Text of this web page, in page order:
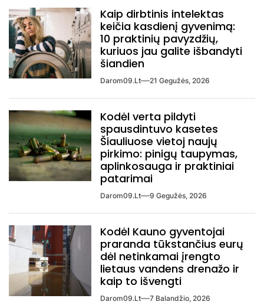
Kaip dirbtinis intelektas
keičia kasdienį gyvenimą:
10 praktinių pavyzdžių,
kuriuos jau galite išbandyti
šiandien
Darom09.lt 21 Gegužės, 2026
Kodėl verta pildyti
spausdintuvo kasetes
Šiauliuose vietoj naujų
pirkimo: pinigų taupymas,
aplinkosauga ir praktiniai
patarimai
Darom09.lt 9 Gegužės, 2026
Kodėl Kauno gyventojai
praranda tūkstančius eurų
dėl netinkamai įrengto
lietaus vandens drenažo ir
kaip to išvengti
Darom09.lt 7 Balandžio, 2026